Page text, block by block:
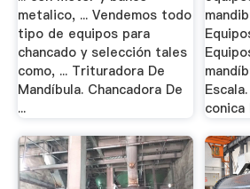
metalico, ... Vendemos todo
tipo de equipos para
chancado y selección tales
como, ... Trituradora De
Mandíbula. Chancadora De
...
conica